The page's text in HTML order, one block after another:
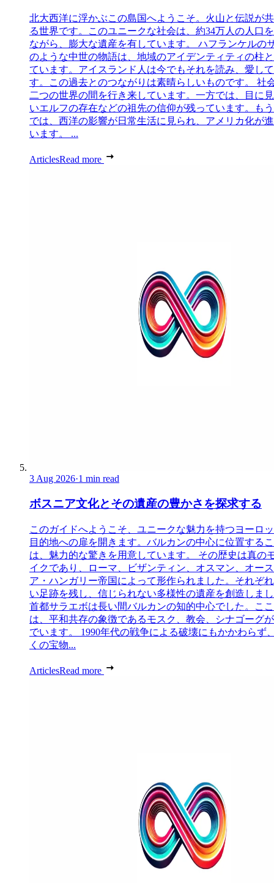
北大西洋に浮かぶこの島国へようこそ。火山と伝説が
る世界です。このユニークな社会は、約34万人の人口
ながら、膨大な遺産を有しています。 ハフランケルの
のような中世の物語は、地域のアイデンティティの柱
ています。アイスランド人は今でもそれを読み、愛し
す。この過去とのつながりは素晴らしいものです。 社
二つの世界の間を行き来しています。一方では、目に
いエルフの存在などの祖先の信仰が残っています。も
では、西洋の影響が日常生活に見られ、アメリカ化が
います。 ...
ArticlesRead more
3 Aug 2026·1 min read
ボスニア文化とその遺産の豊かさを探求する
このガイドへようこそ、ユニークな魅力を持つヨーロ
目的地への扉を開きます。バルカンの中心に位置する
は、魅力的な驚きを用意しています。 その歴史は真の
イクであり、ローマ、ビザンティン、オスマン、オー
ア・ハンガリー帝国によって形作られました。それぞ
い足跡を残し、信じられない多様性の遺産を創造しま
首都サラエボは長い間バルカンの知的中心でした。こ
は、平和共存の象徴であるモスク、教会、シナゴーグ
でいます。 1990年代の戦争による破壊にもかかわらず
くの宝物...
ArticlesRead more